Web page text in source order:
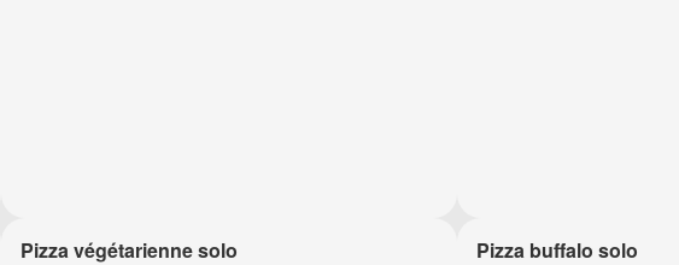
Pizza végétarienne solo Pizza buffalo solo